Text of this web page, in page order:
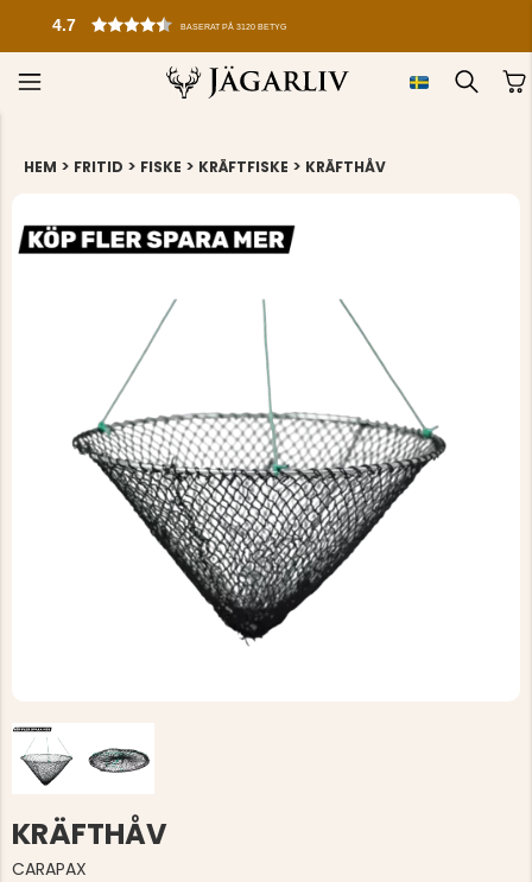
4.7 BASERAT PÅ 3120 BETYG
HEM > FRITID > FISKE > KRÄFTFISKE > KRÄFTHÅV
KRÄFTHÅV
CARAPAX